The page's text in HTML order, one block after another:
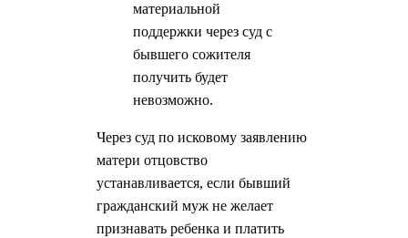
материальной
поддержки через суд с
бывшего сожителя
получить будет
невозможно.
Через суд по исковому заявлению
матери отцовство
устанавливается, если бывший
гражданский муж не желает
признавать ребенка и платить